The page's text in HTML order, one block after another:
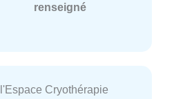
renseigné
l'Espace Cryothérapie